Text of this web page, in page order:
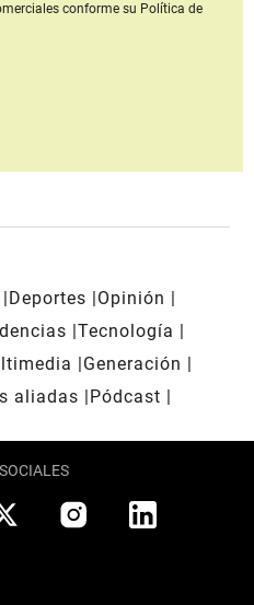
conforme su Política de
Deportes
Opinión
Tecnología
Generación
aliadas
Pódcast